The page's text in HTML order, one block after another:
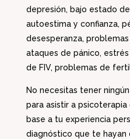
depresión, bajo estado
autoestima y confianza,
desesperanza,
ataques de pánico,
de FIV, problemas de
No necesitas tener
para asistir a
base a tu experiencia
diagnóstico que te hayan